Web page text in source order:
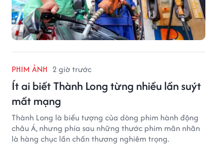
PHIM ẢNH 2 giờ trước
Ít ai biết Thành Long từng nhiều lần suýt
mất mạng
Thành Long là biểu tượng của dòng phim hành động
châu Á, nhưng phía sau những thước phim mãn nhãn
là hàng chục lần chấn thương nghiêm trọng.